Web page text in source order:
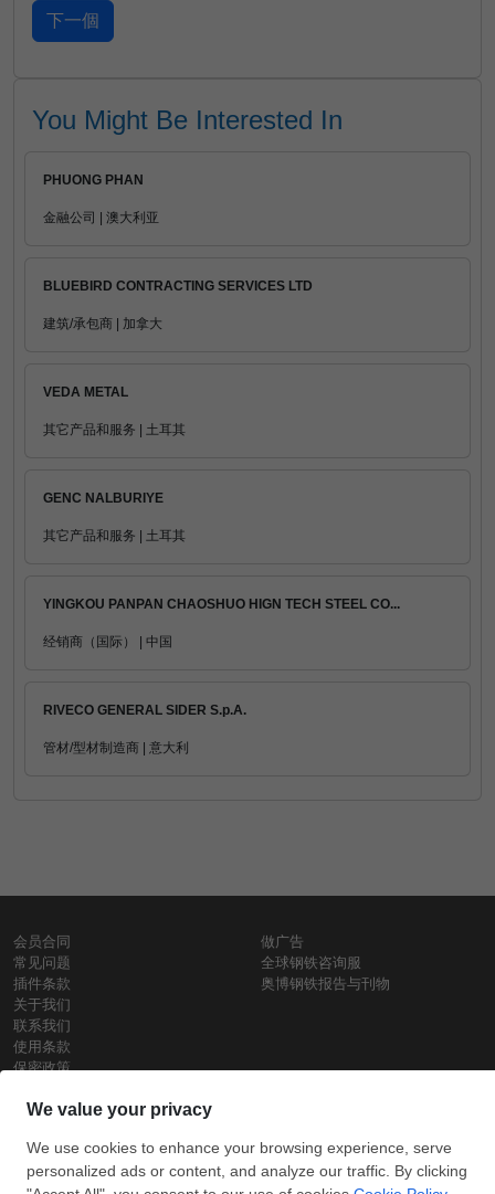
You Might Be Interested In
PHUONG PHAN
金融公司 | 澳大利亚
BLUEBIRD CONTRACTING SERVICES LTD
建筑/承包商 | 加拿大
VEDA METAL
其它产品和服务 | 土耳其
GENC NALBURIYE
其它产品和服务 | 土耳其
YINGKOU PANPAN CHAOSHUO HIGN TECH STEEL CO...
经销商（国际） | 中国
RIVECO GENERAL SIDER S.p.A.
管材/型材制造商 | 意大利
会员合同
常见问题
插件条款
关于我们
联系我们
使用条款
保密政策
做广告
全球钢铁咨询服
奥博钢铁报告与刊物
铁价格
每日废钢价格
盘条价格
保留所有权利